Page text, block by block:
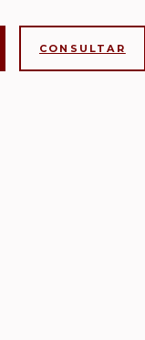
CONSULTAR